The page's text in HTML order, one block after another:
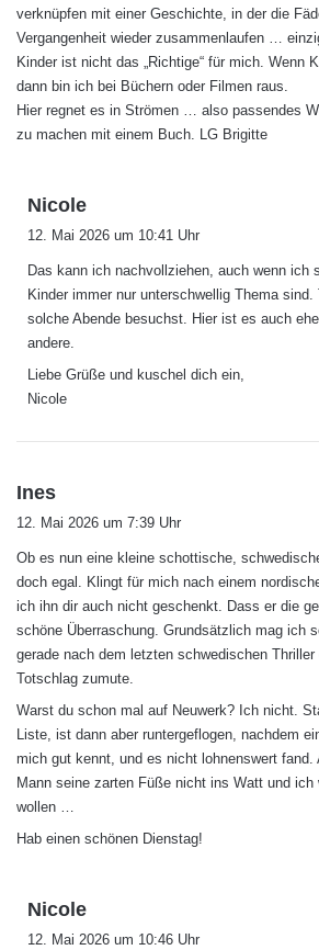
verknüpfen mit einer Geschichte, in der die
Vergangenheit wieder zusammenlaufen …
Kinder ist nicht das „Richtige“ für mich. Wenn
dann bin ich bei Büchern oder Filmen raus.
Hier regnet es in Strömen … also passendes
zu machen mit einem Buch. LG Brigitte
Nicole
a
t
:
12. Mai 2026 um 10:41 Uhr
Das kann ich nachvollziehen, auch wenn ich
Kinder immer nur unterschwellig Thema
solche Abende besuchst. Hier ist es auch
andere.
Liebe Grüße und kuschel dich ein,
Nicole
Ines
a
:
12. Mai 2026 um 7:39 Uhr
Ob es nun eine kleine schottische,
doch egal. Klingt für mich nach einem
ich ihn dir auch nicht geschenkt. Dass er die
schöne Überraschung. Grundsätzlich mag ich
gerade nach dem letzten schwedischen
Totschlag zumute.
Warst du schon mal auf Neuwerk? Ich nicht.
Liste, ist dann aber runtergeflogen, nachdem
mich gut kennt, und es nicht lohnenswert
Mann seine zarten Füße nicht ins Watt und ich
wollen …
Hab einen schönen Dienstag!
Nicole
a
12. Mai 2026 um 10:46 Uhr